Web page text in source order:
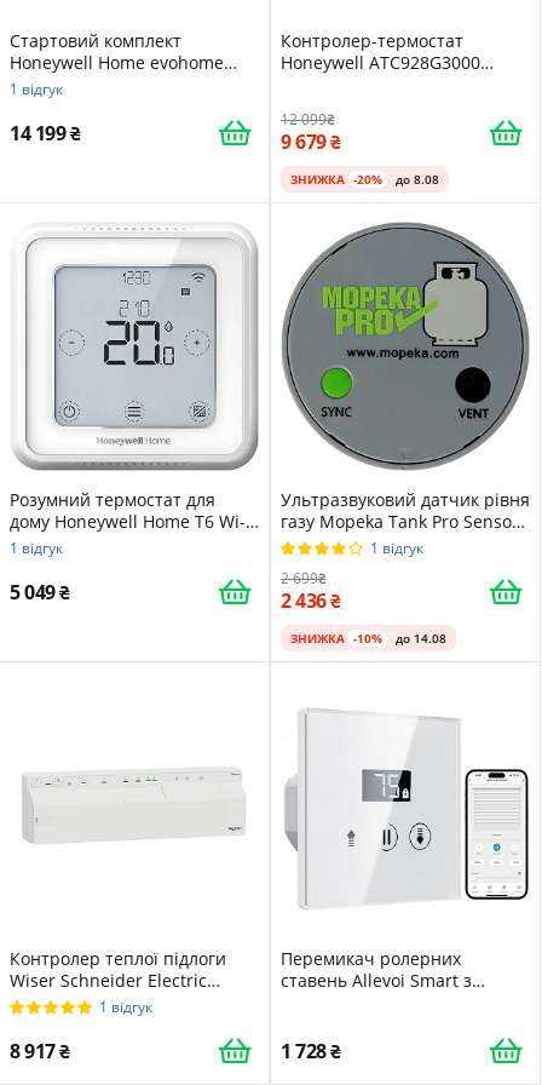
Стартовий комплект
Honeywell Home evohome
THR99C3013 Wi-Fi Білий
1 відгук
14 199
Контролер-термостат
Honeywell ATC928G3000
12 099
9 679
ЗНИЖКА -20% до 8.08
Розумний термостат для
дому Honeywell Home T6 Wi-Fi
Білий
1 відгук
5 049
Ультразвуковий датчик рівня
газу Mopeka Tank Pro Sensor /
Bluetooth 1 відгук
2 699
2 436
ЗНИЖКА -10% до 14.08
Контролер теплої підлоги
Wiser Schneider Electric
CCTFR6610 White
1 відгук
8 917
Перемикач ролерних
ставень Allevoi Smart з
екраном, світлодіоди з
можливістю перемикання/
1 728